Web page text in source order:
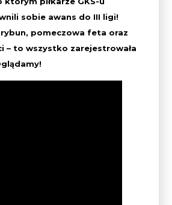
sobie awans do III ligi!
pomeczowa feta oraz
– to wszystko zarejestrowała